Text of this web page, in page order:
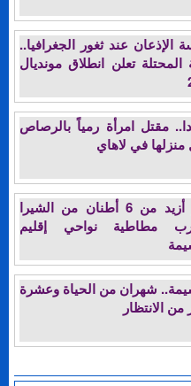
الإذعان عند ثغور الجغرافيا..
المحتلة تعلن انطلاق مونديال
مقتل امرأة رمياً بالرصاص
منزلها في لاهاي
حجز أزيد من 6 أطنان من الشيرا
مطاطية نواحي إقليم
شهران من الحياة وعشرة
الانتظار